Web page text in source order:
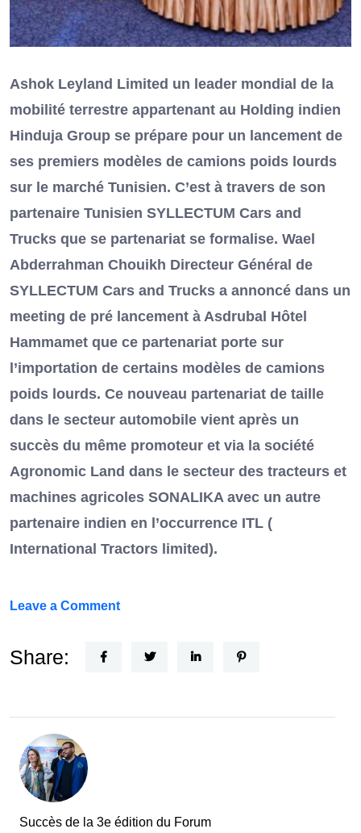
Ashok Leyland Limited un leader mondial de la
mobilité terrestre appartenant au Holding indien
Hinduja Group se prépare pour un lancement de
ses premiers modèles de camions poids lourds
sur le marché Tunisien. C’est à travers de son
partenaire Tunisien SYLLECTUM Cars and
Trucks que se partenariat se formalise. Wael
Abderrahman Chouikh Directeur Général de
SYLLECTUM Cars and Trucks a annoncé dans un
meeting de pré lancement à Asdrubal Hôtel
Hammamet que ce partenariat porte sur
l’importation de certains modèles de camions
poids lourds. Ce nouveau partenariat de taille
dans le secteur automobile vient après un
succès du même promoteur et via la société
Agronomic Land dans le secteur des tracteurs et
machines agricoles SONALIKA avec un autre
partenaire indien en l’occurrence ITL (
International Tractors limited).
Leave a Commenton
Nouvel
le
Tunisie
Share:
Succès de la 3e édition du Forum